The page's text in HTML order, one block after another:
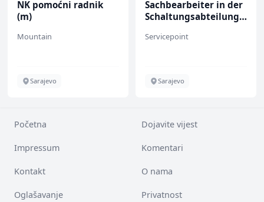
NK pomoćni radnik
(m)
Mountain
Sarajevo
Sachbearbeiter in der
Schaltungsabteilung
Servicepoint
Sarajevo
Početna Dojavite vijest
Impressum Komentari
Kontakt O nama
Oglašavanje Privatnost